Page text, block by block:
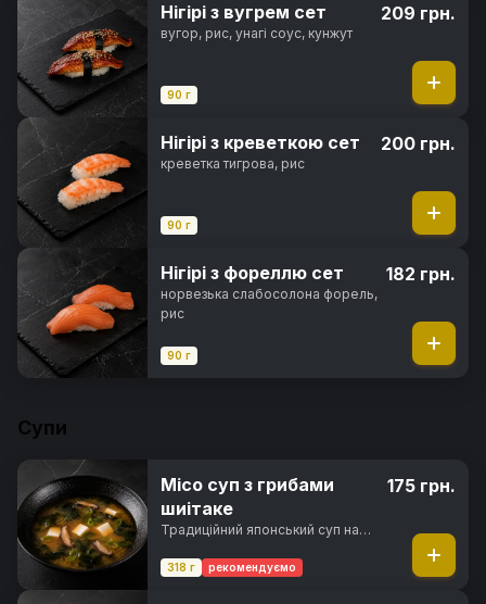
Нігірі з вугрем сет
вугор, рис, унагі соус, кунжут
90 г
209 грн.
Нігірі з креветкою сет
креветка тигрова, рис
90 г
200 грн.
Нігірі з фореллю сет
норвезька слабосолона форель,
рис
90 г
182 грн.
Супи
Місо суп з грибами
шиітаке
Традиційний японський суп на
шиїтаке, сиром тофу,
318 г рекомендуємо
175 грн.